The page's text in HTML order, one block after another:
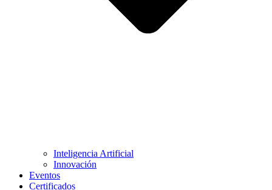
Inteligencia Artificial
Innovación
Eventos
Certificados